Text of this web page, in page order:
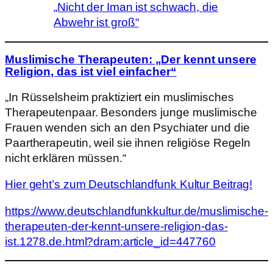
„Nicht der Iman ist schwach, die
Abwehr ist groß“
Muslimische Therapeuten: „Der kennt unsere
Religion, das ist viel einfacher“
„In Rüsselsheim praktiziert ein muslimisches
Therapeutenpaar. Besonders junge muslimische
Frauen wenden sich an den Psychiater und die
Paartherapeutin, weil sie ihnen religiöse Regeln
nicht erklären müssen.“
Hier geht’s zum Deutschlandfunk Kultur Beitrag!
https://www.deutschlandfunkkultur.de/muslimische-
therapeuten-der-kennt-unsere-religion-das-
ist.1278.de.html?dram:article_id=447760